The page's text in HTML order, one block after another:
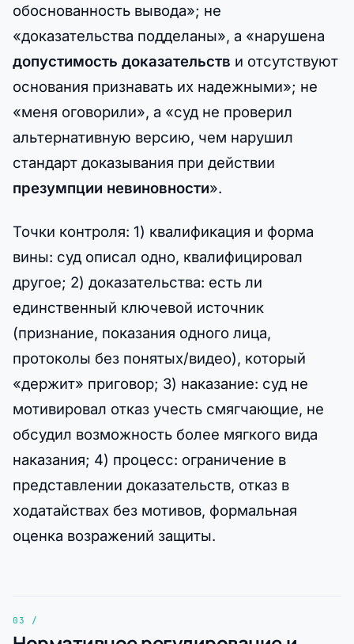
обоснованность вывода»; не
«доказательства подделаны», а «нарушена
допустимость доказательств и отсутствуют
основания признавать их надежными»; не
«меня оговорили», а «суд не проверил
альтернативную версию, чем нарушил
стандарт доказывания при действии
презумпции невиновности».
Точки контроля: 1) квалификация и форма
вины: суд описал одно, квалифицировал
другое; 2) доказательства: есть ли
единственный ключевой источник
(признание, показания одного лица,
протоколы без понятых/видео), который
«держит» приговор; 3) наказание: суд не
мотивировал отказ учесть смягчающие, не
обсудил возможность более мягкого вида
наказания; 4) процесс: ограничение в
представлении доказательств, отказ в
ходатайствах без мотивов, формальная
оценка возражений защиты.